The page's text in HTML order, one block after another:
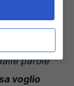
in
parole
voglio